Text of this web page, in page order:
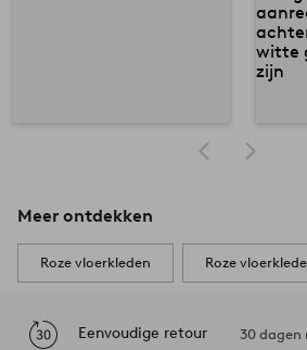
Meer ontdekken
Roze vloerkleden Roze
Eenvoudige retour 30